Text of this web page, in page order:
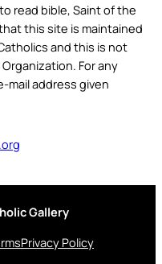
read bible, Saint of the
this site is maintained
and this is not
For any
address given
Gallery
Privacy Policy